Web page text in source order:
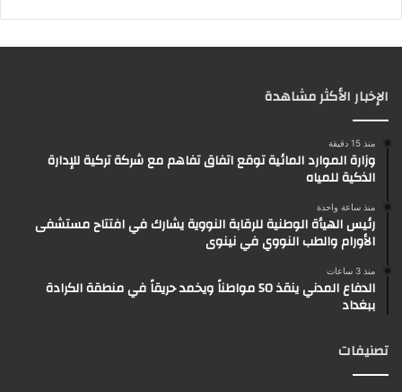
الإخبار الأكثر مشاهدة
منذ 15 دقيقة
وزارة الموارد المائية توقع اتفاق تفاهم مع شركة تركية للإدارة
الذكية للمياه
منذ ساعة واحدة
رئيس الهيأة الوطنية للرقابة النووية يشارك في افتتاح مستشفى
الأورام والطب النووي في نينوى
منذ 3 ساعات
الدفاع المدني ينقذ 50 مواطناً ويخمد حريقاً في منطقة الكرادة
ببغداد
تصنيفات